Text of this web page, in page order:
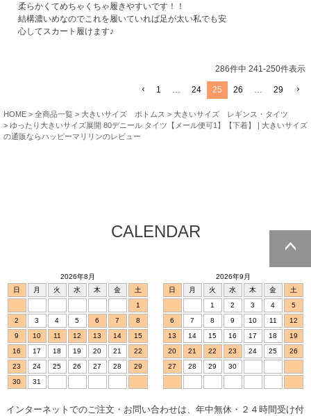
柔らかくてめちゃくちゃ履きやすいです！！
結構濃いめなのでこれを履いていれば足が太い私でも安
心してスカート履けます♪
286件中 241 -250件表示
1 24 25 26 29
HOME 全商品一覧 大きいサイズ ボトムス
大きいサイズ レギンス・タイツ
ゆったり大きいサイズ展開 80デニール タイツ【メール便可1】【下着】 | 大きいサイズ
の通販ならハッピーマリリンのレビュー
プへ
CALENDAR
2026年8月
日
月 火 水 木 金
土
1
2
3 4 5 6 7
8
9
10 11 12 13 14
15
16
17 18 19 20 21
22
23
24 25 26 27 28
29
30
31
2026年9月
日
月 火 水 木 金
土
1
2 3 4
5
6
7 8 9 10 11
12
13
14 15 16 17 18
19
20
21 22 23 24 25
26
27
28 29 30
インターネットでのご注文・お問い合わせは、年中無休・２４時間受け付